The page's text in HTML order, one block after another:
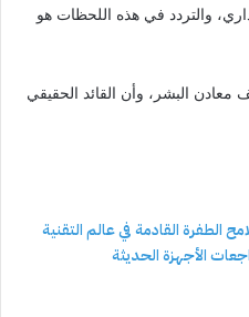
والتردد في هذه اللحظات هو
البشر، وأن القائد الحقيقي
الطفرة القادمة في عالم التقنية
الأجهزة الحديثة